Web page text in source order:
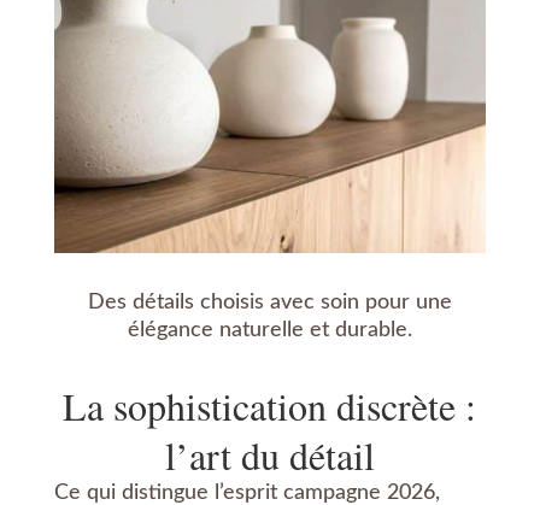
Des détails choisis avec soin pour une
élégance naturelle et durable.
La sophistication discrète :
l’art du détail
Ce qui distingue l’esprit campagne 2026,